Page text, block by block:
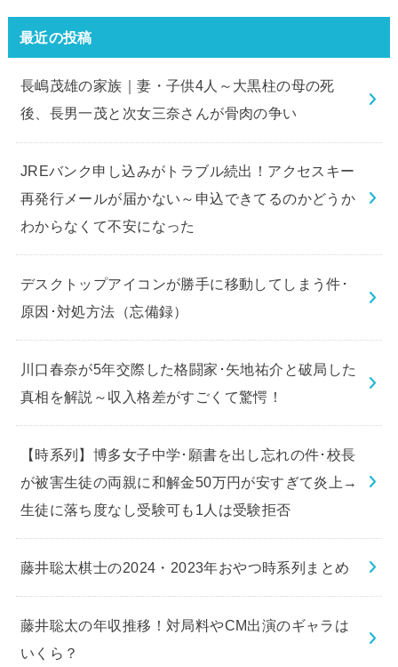
最近の投稿
長嶋茂雄の家族｜妻・子供4人～大黒柱の母の死
後、長男一茂と次女三奈さんが骨肉の争い
JREバンク申し込みがトラブル続出！アクセスキー
再発行メールが届かない～申込できてるのかどうか
わからなくて不安になった
デスクトップアイコンが勝手に移動してしまう件･
原因･対処方法（忘備録）
川口春奈が5年交際した格闘家･矢地祐介と破局した
真相を解説～収入格差がすごくて驚愕！
【時系列】博多女子中学･願書を出し忘れの件･校長
が被害生徒の両親に和解金50万円が安すぎて炎上→
生徒に落ち度なし受験可も1人は受験拒否
藤井聡太棋士の2024・2023年おやつ時系列まとめ
藤井聡太の年収推移！対局料やCM出演のギャラは
いくら？